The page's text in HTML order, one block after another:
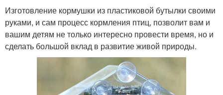
Изготовление кормушки из пластиковой бутылки своими
руками, и сам процесс кормления птиц, позволит вам и
вашим детям не только интересно провести время, но и
сделать большой вклад в развитие живой природы.